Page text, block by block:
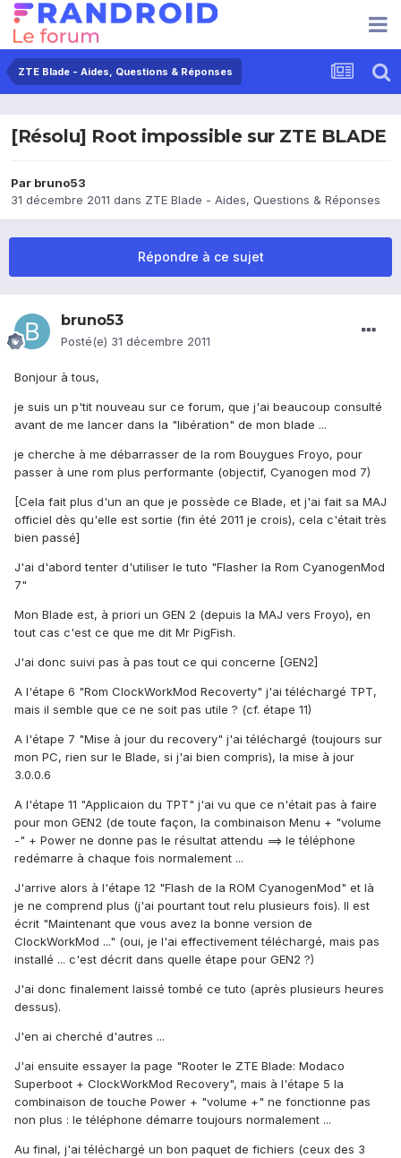
ZTE Blade - Aides, Questions & Réponses
[Résolu] Root impossible sur ZTE BLADE
Par bruno53
31 décembre 2011 dans ZTE Blade - Aides, Questions & Réponses
Répondre à ce sujet
bruno53
Posté(e) 31 décembre 2011
Bonjour à tous,
je suis un p'tit nouveau sur ce forum, que j'ai beaucoup consulté
avant de me lancer dans la "libération" de mon blade ...
je cherche à me débarrasser de la rom Bouygues Froyo, pour
passer à une rom plus performante (objectif, Cyanogen mod 7)
[Cela fait plus d'un an que je possède ce Blade, et j'ai fait sa MAJ
officiel dès qu'elle est sortie (fin été 2011 je crois), cela c'était très
bien passé]
J'ai d'abord tenter d'utiliser le tuto "Flasher la Rom CyanogenMod
7"
Mon Blade est, à priori un GEN 2 (depuis la MAJ vers Froyo), en
tout cas c'est ce que me dit Mr PigFish.
J'ai donc suivi pas à pas tout ce qui concerne [GEN2]
A l'étape 6 "Rom ClockWorkMod Recoverty" j'ai téléchargé TPT,
mais il semble que ce ne soit pas utile ? (cf. étape 11)
A l'étape 7 "Mise à jour du recovery" j'ai téléchargé (toujours sur
mon PC, rien sur le Blade, si j'ai bien compris), la mise à jour
3.0.0.6
A l'étape 11 "Applicaion du TPT" j'ai vu que ce n'était pas à faire
pour mon GEN2 (de toute façon, la combinaison Menu + "volume
-" + Power ne donne pas le résultat attendu ==> le téléphone
redémarre à chaque fois normalement ...
J'arrive alors à l'étape 12 "Flash de la ROM CyanogenMod" et là
je ne comprend plus (j'ai pourtant tout relu plusieurs fois). Il est
écrit "Maintenant que vous avez la bonne version de
ClockWorkMod ..." (oui, je l'ai effectivement téléchargé, mais pas
installé ... c'est décrit dans quelle étape pour GEN2 ?)
J'ai donc finalement laissé tombé ce tuto (après plusieurs heures
dessus).
J'en ai cherché d'autres ...
J'ai ensuite essayer la page "Rooter le ZTE Blade: Modaco
Superboot + ClockWorkMod Recovery", mais à l'étape 5 la
combinaison de touche Power + "volume +" ne fonctionne pas
non plus : le téléphone démarre toujours normalement ...
Au final, j'ai téléchargé un bon paquet de fichiers (ceux des 3